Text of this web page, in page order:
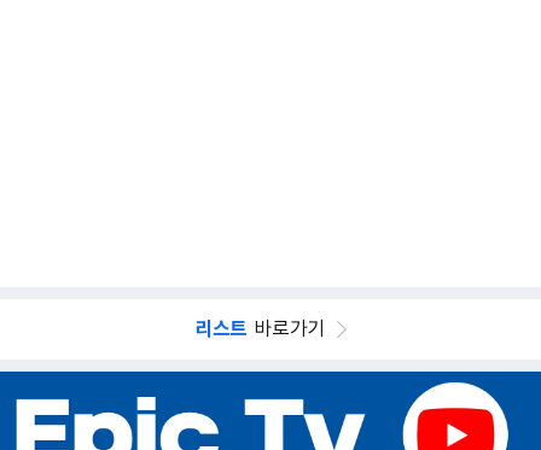
리스트 바로가기